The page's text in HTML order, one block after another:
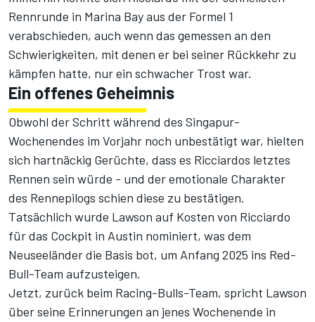
Rennrunde in Marina Bay aus der Formel 1
verabschieden, auch wenn das gemessen an den
Schwierigkeiten, mit denen er bei seiner Rückkehr zu
kämpfen hatte, nur ein schwacher Trost war.
Ein offenes Geheimnis
Obwohl der Schritt während des Singapur-
Wochenendes im Vorjahr noch unbestätigt war, hielten
sich hartnäckig Gerüchte, dass es Ricciardos letztes
Rennen sein würde - und der emotionale Charakter
des Rennepilogs schien diese zu bestätigen.
Tatsächlich wurde Lawson auf Kosten von Ricciardo
für das Cockpit in Austin nominiert, was dem
Neuseeländer die Basis bot, um Anfang 2025 ins Red-
Bull-Team aufzusteigen.
Jetzt, zurück beim Racing-Bulls-Team, spricht Lawson
über seine Erinnerungen an jenes Wochenende in